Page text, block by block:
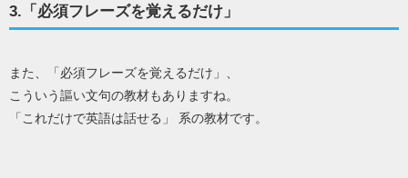
3.「必須フレーズを覚えるだけ」
また、「必須フレーズを覚えるだけ」、
こういう謳い文句の教材もありますね。
「これだけで英語は話せる」 系の教材です。